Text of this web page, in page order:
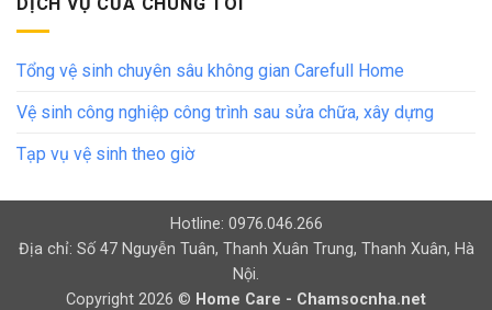
Tổng vệ sinh chuyên sâu không gian Carefull Home
Vệ sinh công nghiệp công trình sau sửa chữa, xây dựng
Tạp vụ vệ sinh theo giờ
Hotline: 0976.046.266
Địa chỉ: Số 47 Nguyễn Tuân, Thanh Xuân Trung, Thanh Xuân, Hà
Nội.
Copyright 2026 © Home Care - Chamsocnha.net